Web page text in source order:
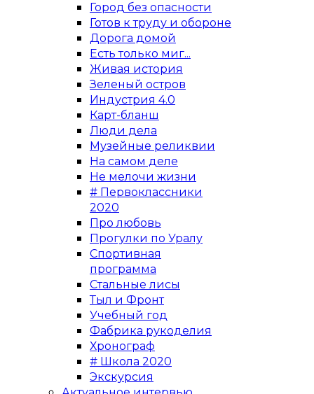
Город без опасности
Готов к труду и обороне
Дорога домой
Есть только миг...
Живая история
Зеленый остров
Индустрия 4.0
Карт-бланш
Люди дела
Музейные реликвии
На самом деле
Не мелочи жизни
# Первоклассники
2020
Про любовь
Прогулки по Уралу
Спортивная
программа
Стальные лисы
Тыл и Фронт
Учебный год
Фабрика рукоделия
Хронограф
# Школа 2020
Экскурсия